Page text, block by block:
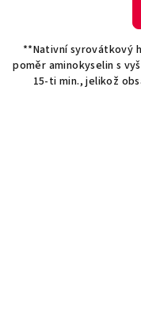
**Nativní syrovátkový
poměr aminokyselin s
15-ti min., jelikož